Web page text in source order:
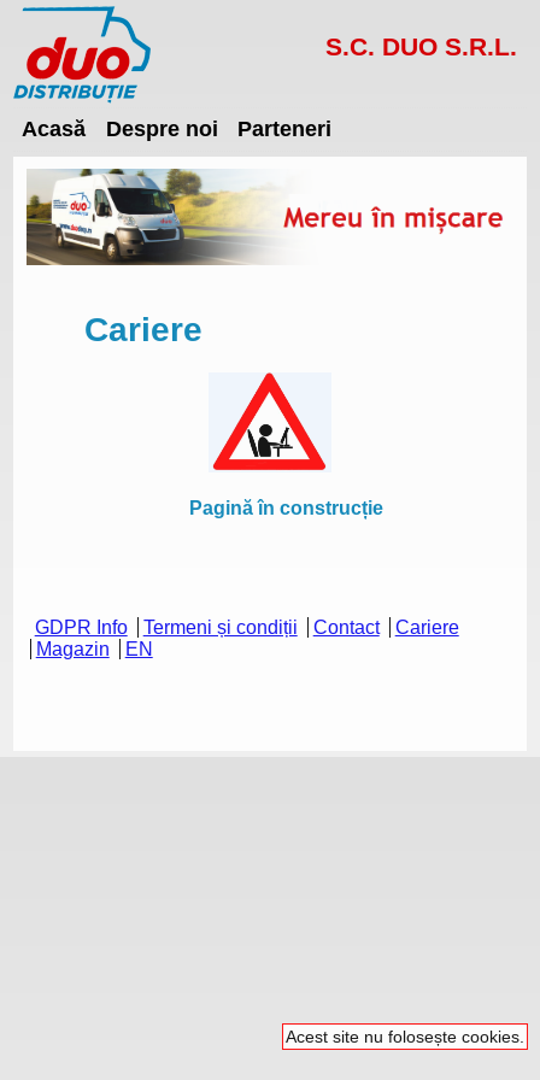
S.C. DUO S.R.L.
Acasă Despre noi Parteneri
Cariere
Pagină în construcție
GDPR Info Termeni și condiții Contact
Cariere
Magazin
EN
Acest site nu folosește cookies.